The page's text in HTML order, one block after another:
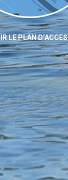
LE PLAN D’ACCES